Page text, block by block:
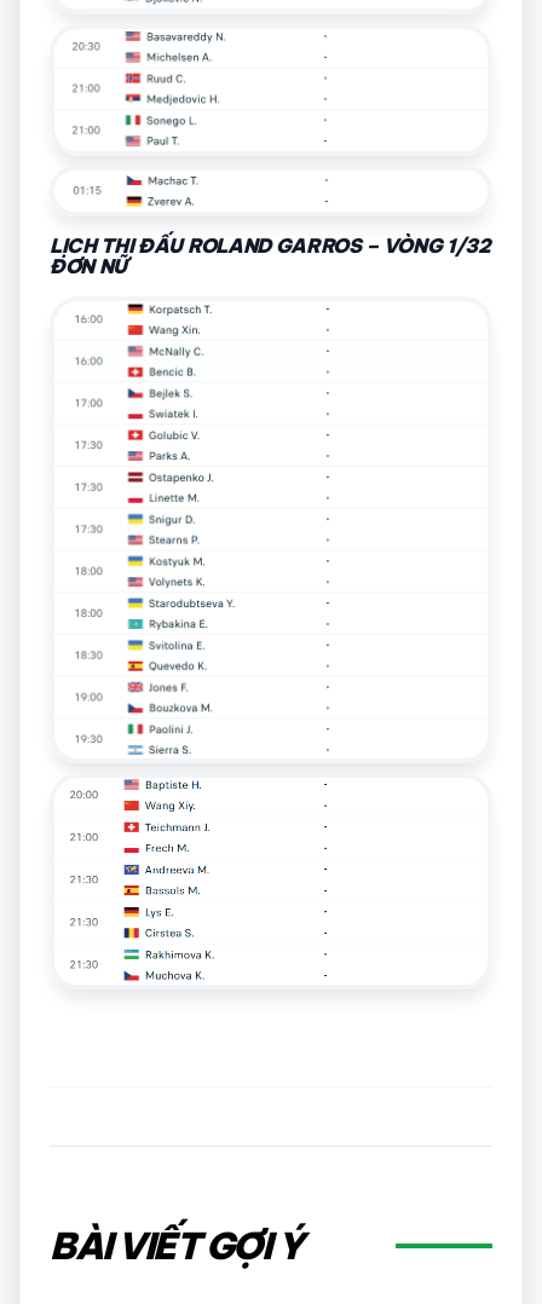
LỊCH THI ĐẤU ROLAND GARROS – VÒNG 1/32
ĐƠN NỮ
BÀI VIẾT GỢI Ý